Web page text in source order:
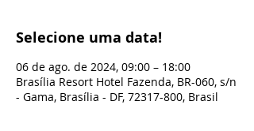
Selecione uma data!
06 de ago. de 2024, 09:00 – 18:00
Brasília Resort Hotel Fazenda, BR-060, s/n
- Gama, Brasília - DF, 72317-800, Brasil